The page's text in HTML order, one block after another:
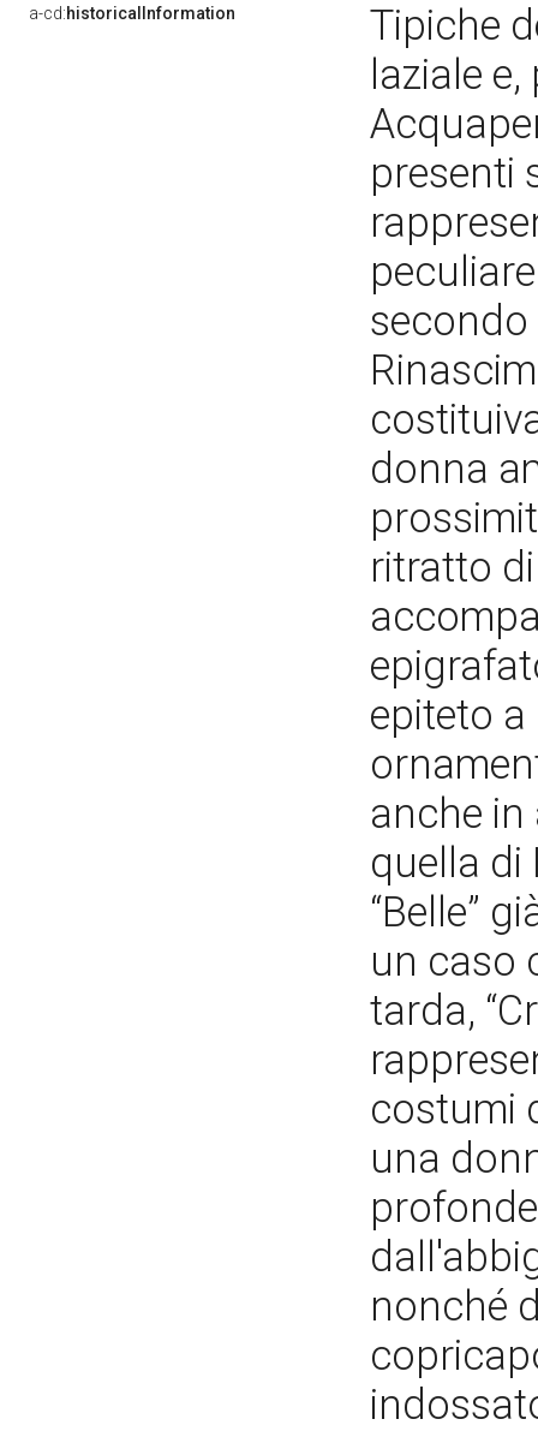
a-cd:historicalInformation
Tipiche
laziale
presenti
secondo
donna
ritratto
epiteto
anche
quella di
“Belle”
un caso
tarda,
costumi
una
nonché